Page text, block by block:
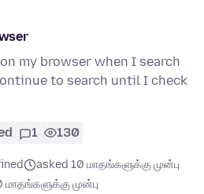
my browser when I search
to search until I check
1 130
asked 10 மாதங்களுக்கு முன்பு
மாதங்களுக்கு முன்பு